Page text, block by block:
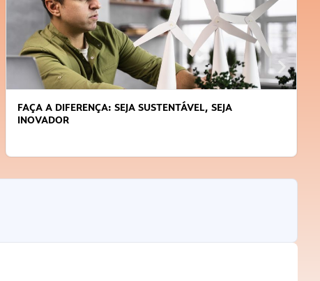
APRENDA A GERENCIAR O SEU TEMPO